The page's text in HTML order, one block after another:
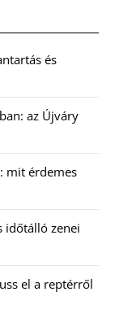
és
az Újváry
mit érdemes
időtálló zenei
el a reptérről